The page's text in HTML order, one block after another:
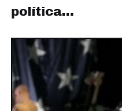
política…